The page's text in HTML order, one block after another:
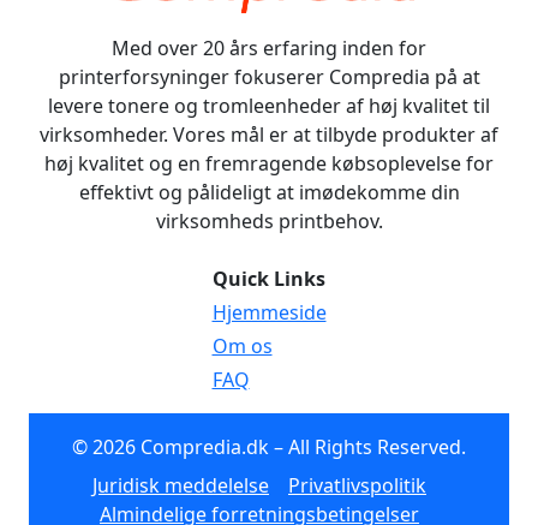
Med over 20 års erfaring inden for
printerforsyninger fokuserer Compredia på at
levere tonere og tromleenheder af høj kvalitet til
virksomheder. Vores mål er at tilbyde produkter af
høj kvalitet og en fremragende købsoplevelse for
effektivt og pålideligt at imødekomme din
virksomheds printbehov.
Quick Links
Hjemmeside
Om os
FAQ
© 2026 Compredia.dk – All Rights Reserved.
Juridisk meddelelse
Privatlivspolitik
Almindelige forretningsbetingelser